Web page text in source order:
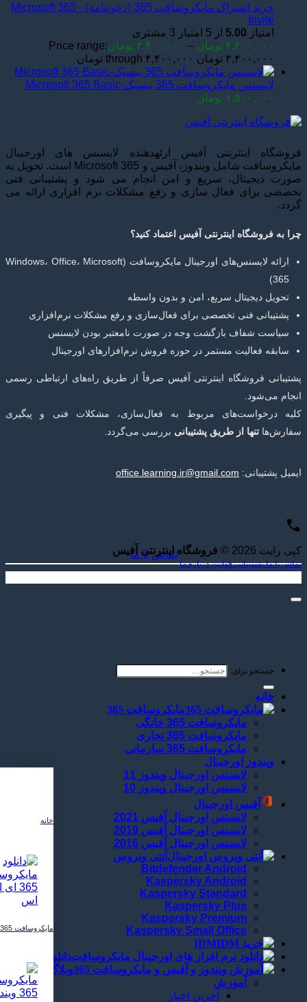
خرید اشتراک مایکروسافت 365 (دعوتنامه) - Microsoft 365
Invite
امتیاز 5.00 از 5 امتیاز 3 مشتری
۴,۴۰۰,۰۰۰ تومان – ۳,۴۰۰,۰۰۰ تومانPrice range:
۳,۴۰۰,۰۰۰ تومان through ۴,۴۰۰,۰۰۰ تومان
لایسنس مایکروسافت 365 بیسیک-Microsoft 365 Basic
۱,۵۰۰,۰۰۰ تومان
فروشگاه اینترنتی آفیس ارئهدهنده لایسنس های اورجینال
مایکروسافت شامل ویندوز، آفیس و Microsoft 365 است. تحویل به
صورت دیجیتال، سریع و امن انجام می شود و پشتیبانی فنی
تخصصی برای فعال سازی و رفع مشکلات نرم افزاری ارائه می
گردد.
چرا به فروشگاه اینترنتی آفیس اعتماد کنید؟
ارائه لایسنس‌های اورجینال مایکروسافت (Windows، Office، Microsoft
365)
تحویل دیجیتال سریع، امن و بدون واسطه
پشتیبانی فنی تخصصی برای فعال‌سازی و رفع مشکلات نرم‌افزاری
سیاست شفاف بازگشت وجه در صورت نامعتبر بودن لایسنس
سابقه فعالیت مستمر در حوزه فروش نرم‌افزارهای اورجینال
پشتیبانی فروشگاه اینترنتی آفیس صرفاً از طریق راه‌های ارتباطی رسمی
انجام می‌شود.
کلیه درخواست‌های مربوط به فعال‌سازی، مشکلات فنی و پیگیری
سفارش‌ها تنها از طریق پشتیبانی بررسی می‌گردد.
ایمیل پشتیبانی: office.learning.ir@gmail.com
تماس با ما کپی رایت 2026 © فروشگاه اینترنتی آفیس
تماس با ما پشتیبانی قوانین درباره ما
جستجو برای:
خانه
مایکروسافت 365
مایکروسافت 365 خانگی
مایکروسافت 365 تجاری
مایکروسافت 365 سازمانی
ویندوز اورجینال
لایسنس اورجینال ویندوز 11
لایسنس اورجینال ویندوز 10
آفیس اورجینال
لایسنس اورجینال آفیس 2021
لایسنس اورجینال آفیس 2019
لایسنس اورجینال آفیس 2016
آنتی ویروس
Bitdefender Android
Kaspersky Android
Kaspersky Standard
Kaspersky Plus
Kaspersky Premium
Kaspersky Small Office
IDM
دانلود
وبلاگ
آموزش
آخرین اخبار
خانه
مایکروسافت 365